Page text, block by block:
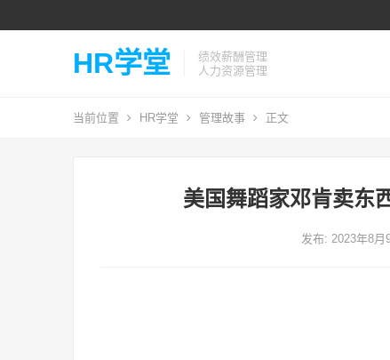
HR学堂
绩效薪酬管理
人力资源管理
当前位置 HR学堂 管理故事 正文
美国舞蹈家邓肯卖东
发布: 2023年8月